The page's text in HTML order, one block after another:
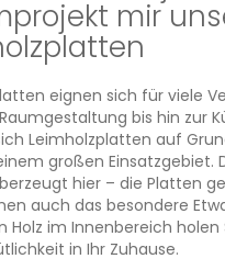
mir
eignen sich für viele
bis hin zur
Leimholzplatten auf
großen Einsatzgebiet.
hier – die Platten
auch das besondere
Holz im Innenbereich holen
in Ihr Zuhause.